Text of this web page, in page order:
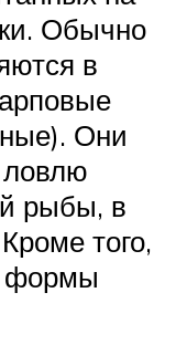
Обычно
в
Они
рыбы, в
того,
формы